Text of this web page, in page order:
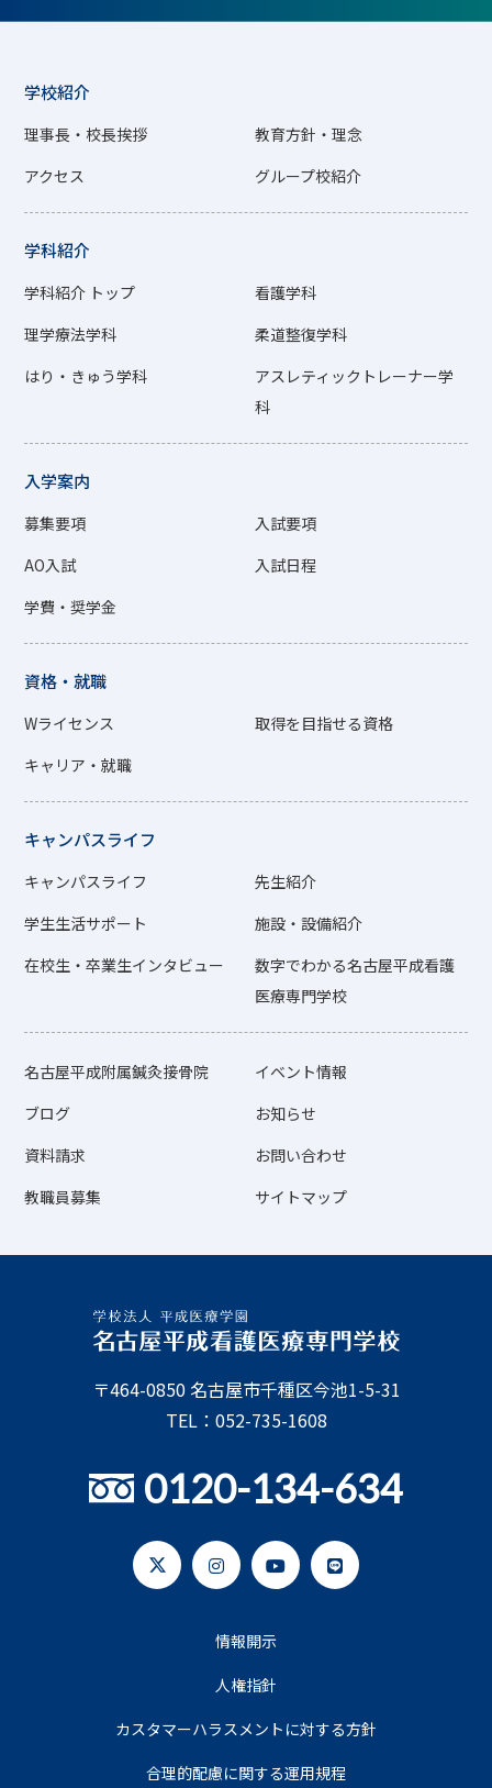
学校紹介
理事長・校長挨拶
教育方針・理念
アクセス
グループ校紹介
学科紹介
学科紹介 トップ
看護学科
理学療法学科
柔道整復学科
はり・きゅう学科
アスレティックトレーナー学
科
入学案内
募集要項
入試要項
AO入試
入試日程
学費・奨学金
資格・就職
Wライセンス
取得を目指せる資格
キャリア・就職
キャンパスライフ
キャンパスライフ
先生紹介
学生生活サポート
施設・設備紹介
在校生・卒業生インタビュー
数字でわかる名古屋平成看護
医療専門学校
名古屋平成附属鍼灸接骨院
イベント情報
ブログ
お知らせ
資料請求
お問い合わせ
教職員募集
サイトマップ
〒464-0850 名古屋市千種区今池1-5-31
TEL：052-735-1608
0120-134-634
情報開示
人権指針
カスタマーハラスメントに対する方針
合理的配慮に関する運用規程